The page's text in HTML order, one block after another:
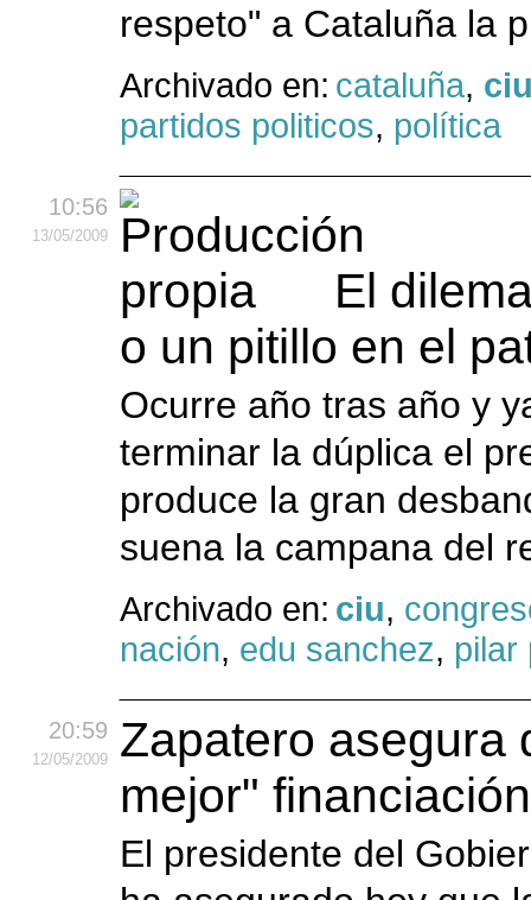
respeto" a Cataluña la
Archivado en: cataluña,
partidos politicos, política
10:56
13/05/2009
El
o un pitillo en el
Ocurre año tras año y
terminar la dúplica el
produce la gran
suena la campana del
Archivado en: ciu,
nación, edu sanchez, pilar
20:59
12/05/2009
Zapatero asegura
mejor"
El presidente del